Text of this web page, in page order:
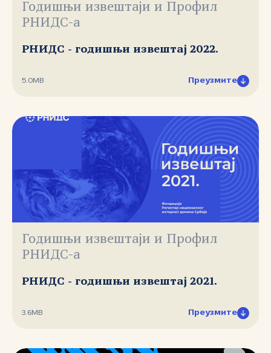
Годишњи извештаји и Профил
РНИДС-а
РНИДС - годишњи извештај 2022.
5.0MB Преузмите
Годишњи извештаји и Профил
РНИДС-а
РНИДС - годишњи извештај 2021.
3.6MB Преузмите